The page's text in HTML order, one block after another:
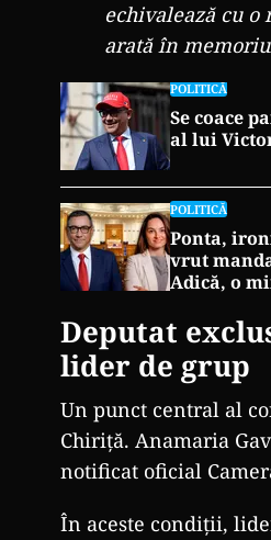
echivalează cu
arată în
POLITICĂ
Se coace
al lui
POLITICĂ
Ponta,
vrut
Adică, o
Deputat
lider de grup
Un punct central al
Chiriță. Anamaria
notificat oficial
În aceste condiții,